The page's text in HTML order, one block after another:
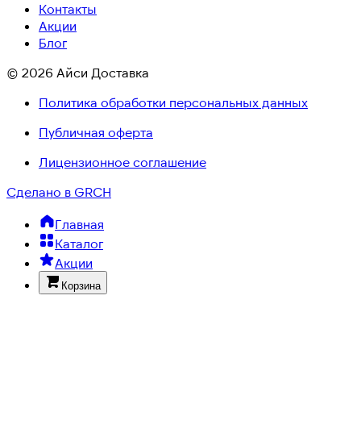
Контакты
Акции
Блог
© 2026 Айси Доставка
Политика обработки персональных данных
Публичная оферта
Лицензионное соглашение
Сделано в GRCH
Главная
Каталог
Акции
Корзина